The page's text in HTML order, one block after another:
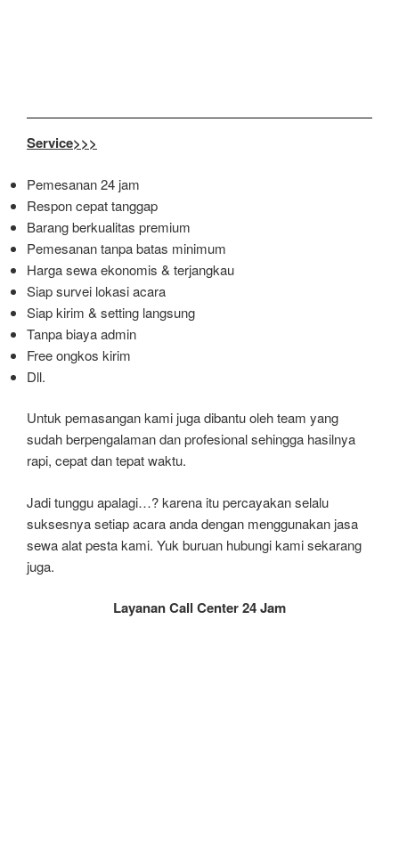
Service>>>
Pemesanan 24 jam
Respon cepat tanggap
Barang berkualitas premium
Pemesanan tanpa batas minimum
Harga sewa ekonomis & terjangkau
Siap survei lokasi acara
Siap kirim & setting langsung
Tanpa biaya admin
Free ongkos kirim
Dll.
Untuk pemasangan kami juga dibantu oleh team yang
sudah berpengalaman dan profesional sehingga hasilnya
rapi, cepat dan tepat waktu.
Jadi tunggu apalagi…? karena itu percayakan selalu
suksesnya setiap acara anda dengan menggunakan jasa
sewa alat pesta kami. Yuk buruan hubungi kami sekarang
juga.
Layanan Call Center 24 Jam